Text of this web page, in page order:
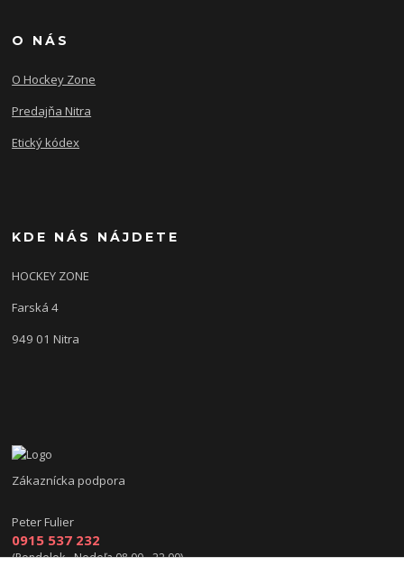
O NÁS
O Hockey Zone
Predajňa Nitra
Etický kódex
KDE NÁS NÁJDETE
HOCKEY ZONE
Farská 4
949 01 Nitra
Zákaznícka podpora
Peter Fulier
0915 537 232
(Pondelok - Nedeľa 08.00 - 22.00)